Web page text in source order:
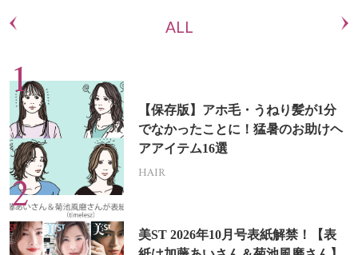
ALL
【保存版】アホ毛・うねり髪が1分
でなかったことに！猛暑のお助けヘ
アアイテム16選
HAIR
美ST 2026年10月号表紙解禁！【表